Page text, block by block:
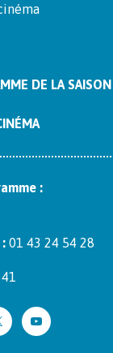
DE LA SAISON
:
01 43 24 54 28